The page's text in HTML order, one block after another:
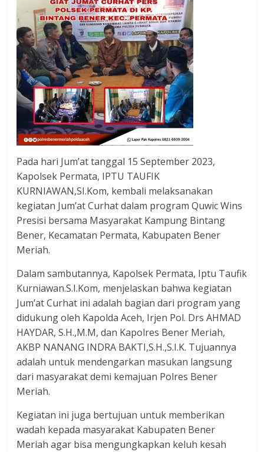
Pada hari Jum’at tanggal 15 September 2023,
Kapolsek Permata, IPTU TAUFIK
KURNIAWAN,SI.Kom, kembali melaksanakan
kegiatan Jum’at Curhat dalam program Quwic Wins
Presisi bersama Masyarakat Kampung Bintang
Bener, Kecamatan Permata, Kabupaten Bener
Meriah.
Dalam sambutannya, Kapolsek Permata, Iptu Taufik
Kurniawan.S.I.Kom, menjelaskan bahwa kegiatan
Jum’at Curhat ini adalah bagian dari program yang
didukung oleh Kapolda Aceh, Irjen Pol. Drs AHMAD
HAYDAR, S.H.,M.M, dan Kapolres Bener Meriah,
AKBP NANANG INDRA BAKTI,S.H.,S.I.K. Tujuannya
adalah untuk mendengarkan masukan langsung
dari masyarakat demi kemajuan Polres Bener
Meriah.
Kegiatan ini juga bertujuan untuk memberikan
wadah kepada masyarakat Kabupaten Bener
Meriah agar bisa mengungkapkan keluh kesah